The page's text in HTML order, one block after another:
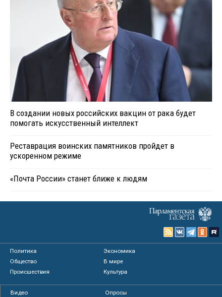
В создании новых российских вакцин от рака будет
помогать искусственный интеллект
Реставрация воинских памятников пройдет в
ускоренном режиме
«Почта России» станет ближе к людям
Политика
Экономика
Общество
В мире
Происшествия
Культура
Видео
Опросы